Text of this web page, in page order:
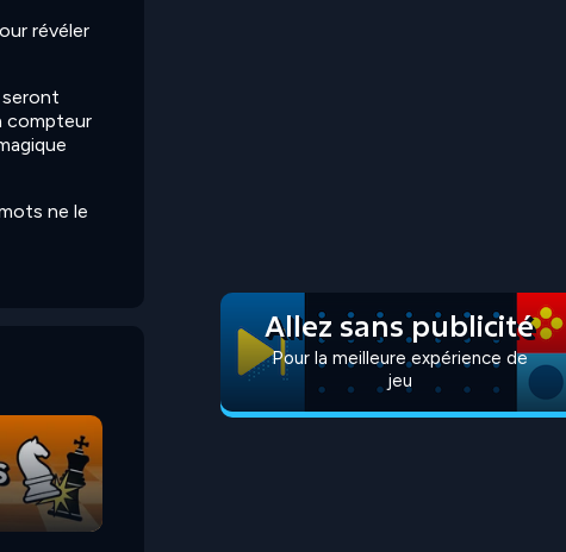
révéler
seront
compteur
ne le
Allez sans publicité
Pour la meilleure expérience de
jeu